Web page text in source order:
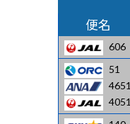
便名
606
51
4651
4051